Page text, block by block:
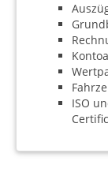
ISO